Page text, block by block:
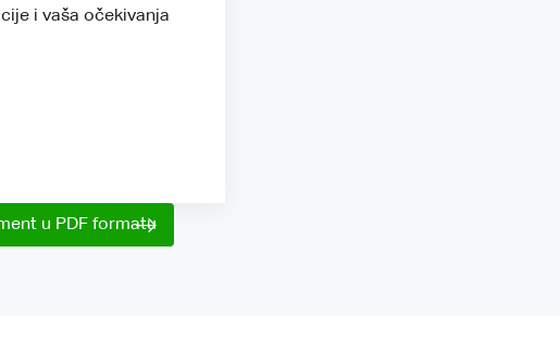
i vaša očekivanja
u PDF formatu